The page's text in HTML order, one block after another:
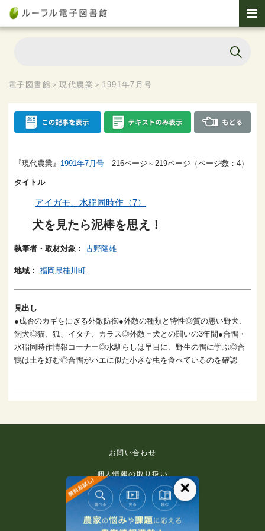
電子図書館 ＞現代農業 ＞ 1991年7月号
『現代農業』 1991年7月号 216ページ～219ページ（ページ数：4）
タイトル
アイガモ、水稲同時作（7）
犬を見たら泥棒を思え！
執筆者・取材対象： 古野隆雄
地域： 福岡県桂川町
見出し
●成否のカギをにぎる外敵防御●外敵の種類と特性◎質の悪い野犬、
飼犬◎猫、狐、イタチ、カラス◎外敵＝犬との闘いの3年間●合鴨・
水稲同時作情報コーナー◎水馴らしは早目に、野生の鴨に学ぶ◎合
鴨は土を好む◎合鴨がハエに似た小さな虫を食べているのを確認
お問い合わせ
個人情報の取り扱い
免責事項
利用規約
×